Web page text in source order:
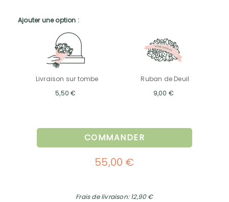
Ajouter une option :
Livraison sur tombe
5,50 €
Ruban de Deuil
9,00 €
COMMANDER
55,00 €
Frais de livraison: 12,90 €